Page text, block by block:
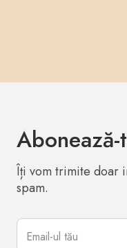
Îți vom trimite doar
spam.